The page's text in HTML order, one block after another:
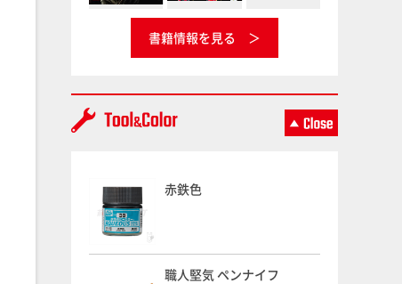
書籍情報を見る
赤鉄色
職人堅気 ペンナイフ